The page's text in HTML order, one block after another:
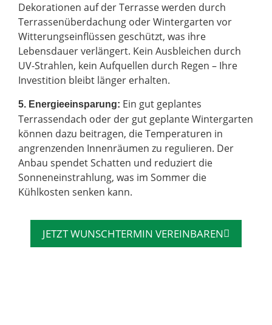
Dekorationen auf der Terrasse werden durch
Terrassenüberdachung oder Wintergarten vor
Witterungseinflüssen geschützt, was ihre
Lebensdauer verlängert. Kein Ausbleichen durch
UV-Strahlen, kein Aufquellen durch Regen – Ihre
Investition bleibt länger erhalten.
5. Energieeinsparung: Ein gut geplantes
Terrassendach oder der gut geplante Wintergarten
können dazu beitragen, die Temperaturen in
angrenzenden Innenräumen zu regulieren. Der
Anbau spendet Schatten und reduziert die
Sonneneinstrahlung, was im Sommer die
Kühlkosten senken kann.
JETZT WUNSCHTERMIN VEREINBAREN